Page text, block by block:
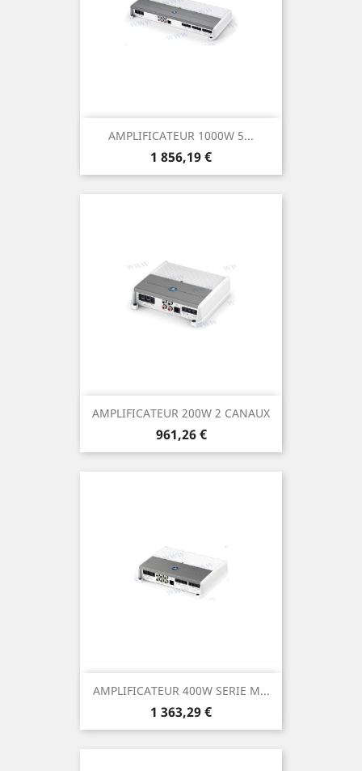
AMPLIFICATEUR 1000W 5...
Prix
1 856,19 €
AMPLIFICATEUR 200W 2 CANAUX
Prix
961,26 €
AMPLIFICATEUR 400W SERIE M...
Prix
1 363,29 €